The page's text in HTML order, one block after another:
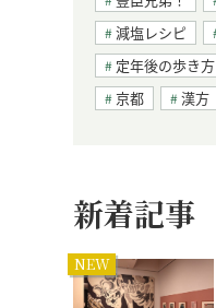
減塩レシピ
定年後の歩き方
京都
漢方
新着記事
NEW